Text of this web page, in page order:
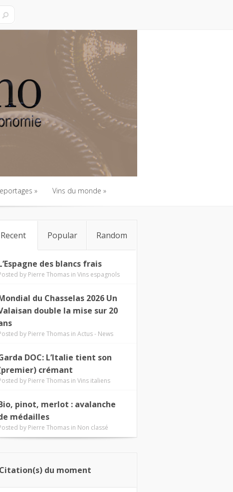
Vins du monde
Vins du monde
Recent Popular Random
des blancs frais
by Pierre Thomas in Vins espagnols
du Chasselas 2026 Un
double la mise sur 20
by Pierre Thomas in Actus - News
DOC: L’Italie tient son
crémant
by Pierre Thomas in Vins italiens
pinot, merlot : avalanche
médailles
by Pierre Thomas in Non classé
Citation(s) du moment